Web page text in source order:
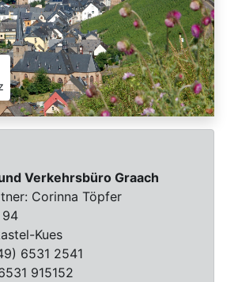
Verkehrsbüro Graach
Corinna Töpfer
94
Kues
6531 2541
915152